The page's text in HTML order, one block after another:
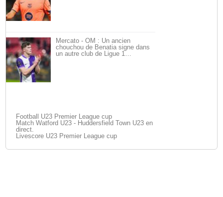
Mercato - OM : Un ancien
chouchou de Benatia signe dans
un autre club de Ligue 1…
Football U23 Premier League cup
Match Watford U23 - Huddersfield Town U23 en
direct.
Livescore U23 Premier League cup